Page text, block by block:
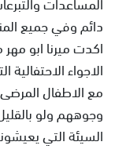
دائم وفي جميع
اكدت ميرنا ابو
الاجواء
مع الاطفال
وجوههم ولو
السيئة التي